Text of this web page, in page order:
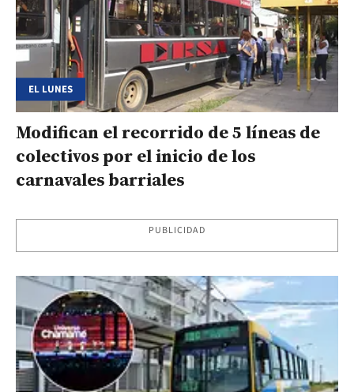
EL LUNES
Modifican el recorrido de 5 líneas de
colectivos por el inicio de los
carnavales barriales
PUBLICIDAD